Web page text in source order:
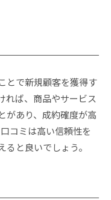
とで新規顧客を獲得す
れば、商品やサービス
があり、成約確度が高
コミは高い信頼性を
と良いでしょう。